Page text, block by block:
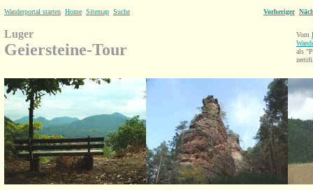
Wanderportal starten Home Sitemap Suche Vorheriger
Luger
Geiersteine-Tour
Vom
als